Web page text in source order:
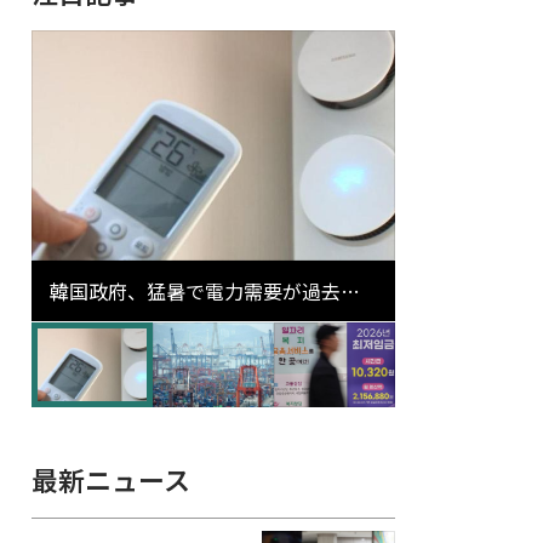
韓国政府、猛暑で電力需要が過去最
高更新の可能性に需給対応体制を点
検
最新ニュース